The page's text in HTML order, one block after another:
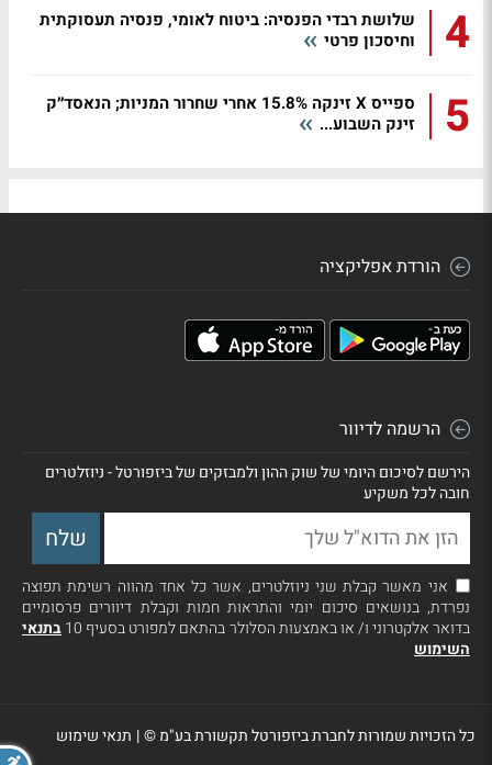
4
שלושת רבדי הפנסיה: ביטוח לאומי, פנסיה תעסוקתית
וחיסכון פרטי
5
ספייס X זינקה 15.8% אחרי שחרור המניות; הנאסד״ק
זינק השבוע...
הורדת אפליקציה
הרשמה לדיוור
הירשם לסיכום היומי של שוק ההון ולמבזקים של ביזפורטל - ניוזלטרים
חובה לכל משקיע
אני מאשר קבלת שני ניוזלטרים, אשר כל אחד מהווה רשימת תפוצה
נפרדת, בנושאים סיכום יומי והתראות חמות וקבלת דיוורים פרסומיים
בדואר אלקטרוני ו/ או באמצעות הסלולר בהתאם למפורט בסעיף 10
בתנאי
השימוש
כל הזכויות שמורות לחברת ביזפורטל תקשורת בע"מ ©| תנאי שימוש